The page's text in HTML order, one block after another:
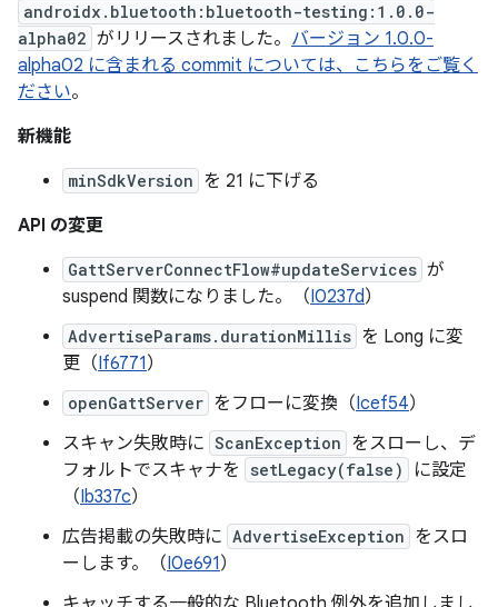
androidx.bluetooth:bluetooth-testing:1.0.0-
alpha02 がリリースされました。 バージョン 1.0.0-
alpha02 に含まれる commit については、こちらをご覧く
ださい。
新機能
minSdkVersion を 21 に下げる
API の変更
GattServerConnectFlow#updateServices が
suspend 関数になりました。（I0237d）
AdvertiseParams.durationMillis を Long に変
更（If6771）
openGattServer をフローに変換（Icef54）
スキャン失敗時に ScanException をスローし、デ
フォルトでスキャナを
setLegacy(false)
に設定
（Ib337c）
広告掲載の失敗時に AdvertiseException をスロ
ーします。（I0e691）